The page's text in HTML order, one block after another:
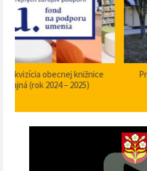
Projekt Dom smútku Predajná –
stavebné úpravy 2025